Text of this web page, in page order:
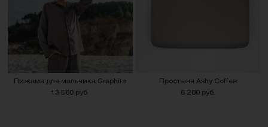
Пижама для мальчика Graphite
13 580 руб.
Простыня Ashy Coffee
6 280 руб.